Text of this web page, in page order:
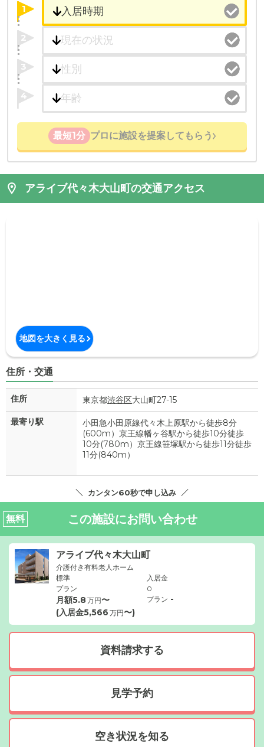
1
2
3
4
最短1分 プロに施設を提案してもらう
アライブ代々木大山町の交通アクセス
地図を大きく見る
住所・交通
住所 東京都渋谷区大山町27-15
最寄り駅
小田急小田原線代々木上原駅から徒歩8分
(600m）京王線幡ヶ谷駅から徒歩10分徒歩
10分(780m）京王線笹塚駅から徒歩11分徒歩
11分(840m）
カンタン60秒で申し込み
無料 この施設にお問い合わせ
アライブ代々木大山町
介護付き有料老人ホーム
標準
プラン
月額5.8万円〜
(入居金5,566 万円〜)
入居金
0
プラン -
資料請求する
見学予約
空き状況を知る